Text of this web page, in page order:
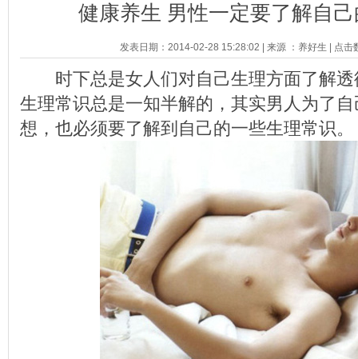
健康养生 男性一定要了解自
发表日期：2014-02-28 15:28:02 来源 ： 养好生 点击
时下总是女人们对自己生理方面了解透
生理常识总是一知半解的，其实男人为了
想，也必须要了解到自己的一些生理常识。